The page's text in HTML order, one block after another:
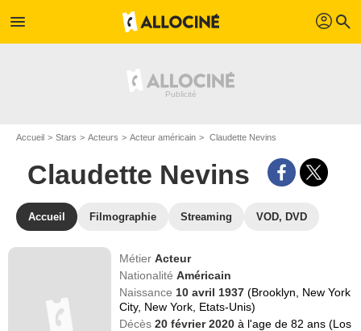
menu profil search
Accueil Stars Acteurs Acteur américain Claudette Nevins
Claudette Nevins
Accueil Filmographie Streaming VOD, DVD
MétierActeur
NationalitéAméricain
Naissance 10 avril 1937(Brooklyn, New York
City, New York, Etats-Unis)
Décès20 février 2020à l'age de 82 ans (Los